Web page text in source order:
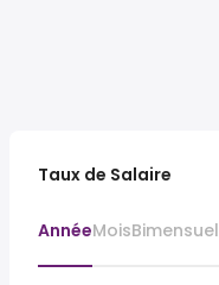
Taux de Salaire
AnnéeMoisBimensuel